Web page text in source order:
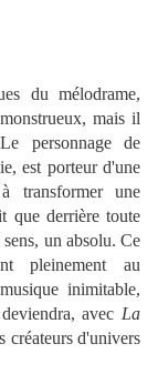
du mélodrame,
mais il
personnage de
est porteur d'une
transformer une
que derrière toute
un absolu. Ce
pleinement au
inimitable,
avec La
créateurs d'univers